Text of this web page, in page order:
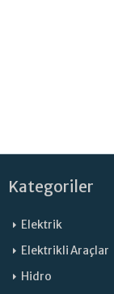
Kategoriler
Elektrik
Elektrikli Araçlar
Hidro